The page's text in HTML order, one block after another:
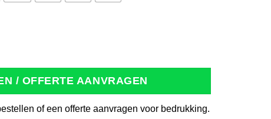
zwart/grijs aantal
/ OFFERTE AANVRAGEN
of een offerte aanvragen voor bedrukking.